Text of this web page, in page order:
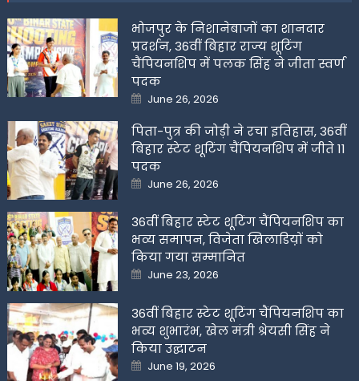
भोजपुर के निशानेबाजों का शानदार
प्रदर्शन, 36वीं बिहार राज्य शूटिंग
चैंपियनशिप में पलक सिंह ने जीता स्वर्ण
पदक
Posted
on
June 26, 2026
पिता-पुत्र की जोड़ी ने रचा इतिहास, 36वीं
बिहार स्टेट शूटिंग चैंपियनशिप में जीते 11
पदक
Posted
on
June 26, 2026
36वीं बिहार स्टेट शूटिंग चैंपियनशिप का
भव्य समापन, विजेता खिलाडिय़ों को
किया गया सम्मानित
Posted
on
June 23, 2026
36वीं बिहार स्टेट शूटिंग चैंपियनशिप का
भव्य शुभारंभ, खेल मंत्री श्रेयसी सिंह ने
किया उद्घाटन
Posted
on
June 19, 2026